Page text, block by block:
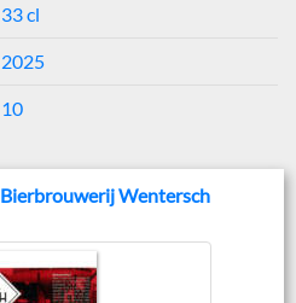
33 cl
2025
10
Bierbrouwerij Wentersch